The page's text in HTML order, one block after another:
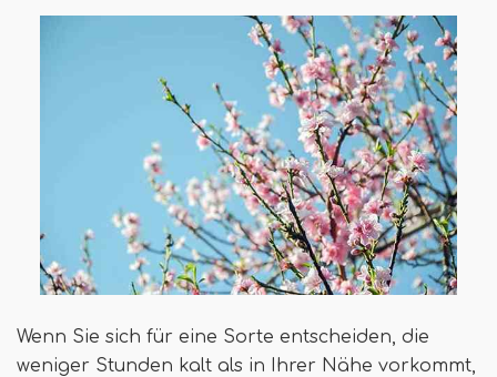
Wenn Sie sich für eine Sorte entscheiden, die
weniger Stunden kalt als in Ihrer Nähe vorkommt,